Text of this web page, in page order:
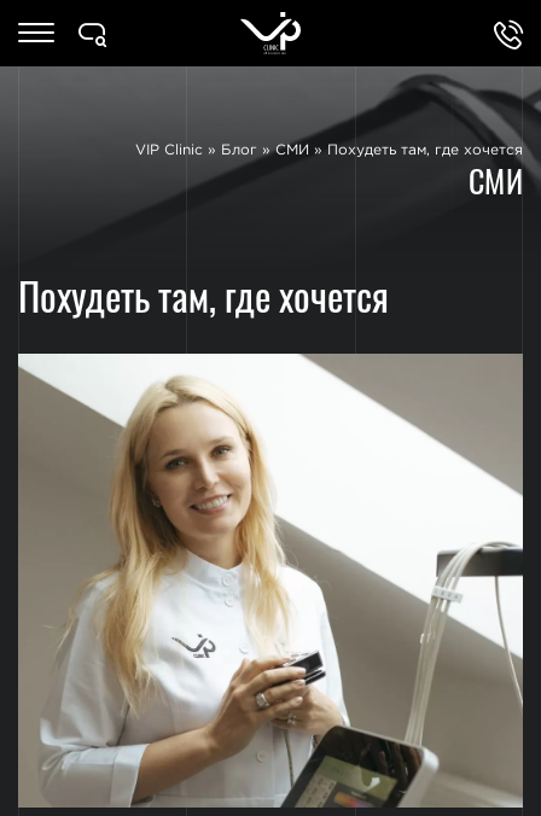
VIP Clinic » Блог »СМИ » Похудеть там, где хочется
СМИ
Похудеть там, где хочется